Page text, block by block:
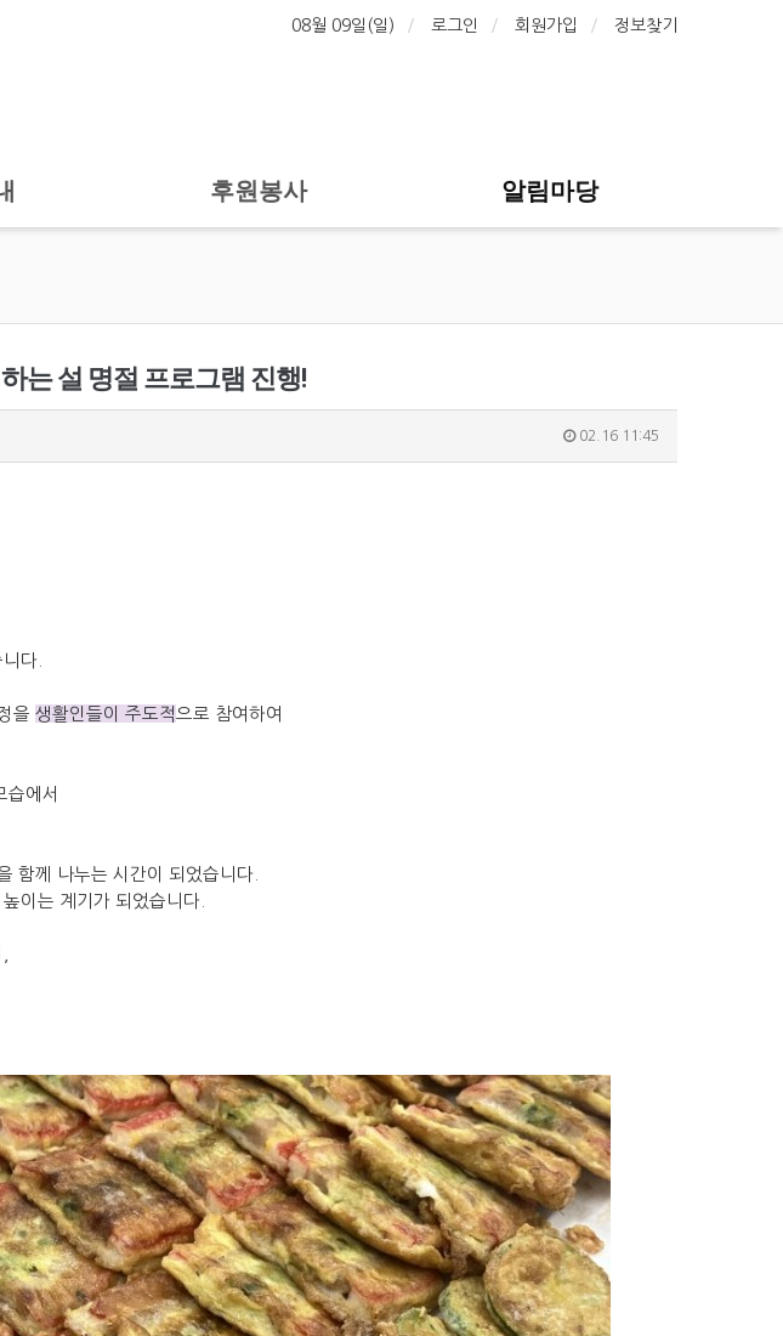
08월 09일(일) 로그인 회원가입 정보찾기
후원봉사 알림마당
는 설 명절 프로그램 진행!
02.16 11:45
다.
을 생활인들이 주도적으로 참여하여
습에서
함께 나누는 시간이 되었습니다.
높이는 계기가 되었습니다.